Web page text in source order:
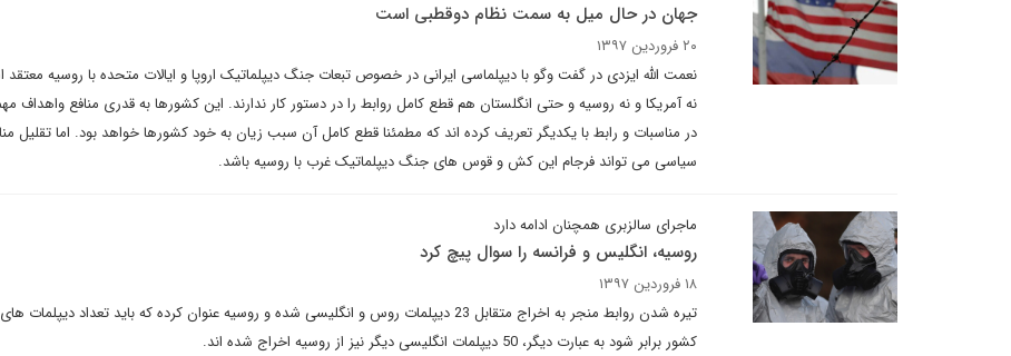
جهان در حال میل به سمت نظام دوقطبی است
۲۰ فروردین ۱۳۹۷
نعمت الله ایزدی در گفت وگو با دیپلماسی ایرانی در خصوص تبعات جنگ دیپلماتیک اروپا و ایالات متحده با روسیه
نه آمریکا و نه روسیه و حتی انگلستان هم قطع کامل روابط را در دستور کار ندارند. این کشورها به قدری منافع واهداف
در مناسبات و رابط با یکدیگر تعریف کرده اند که مطمئنا قطع کامل آن سبب زیان به خود کشورها خواهد بود. اما تقلیل
سیاسی می تواند فرجام این کش و قوس های جنگ دیپلماتیک غرب با روسیه باشد.
ماجرای سالزبری همچنان ادامه دارد
روسیه، انگلیس و فرانسه را سوال پیچ کرد
۱۸ فروردین ۱۳۹۷
تیره شدن روابط منجر به اخراج متقابل 23 دیپلمات روس و انگلیسی شده و روسیه عنوان کرده که باید تعداد دیپلمات
کشور برابر شود به عبارت دیگر، 50 دیپلمات انگلیسی دیگر نیز از روسیه اخراج شده اند.